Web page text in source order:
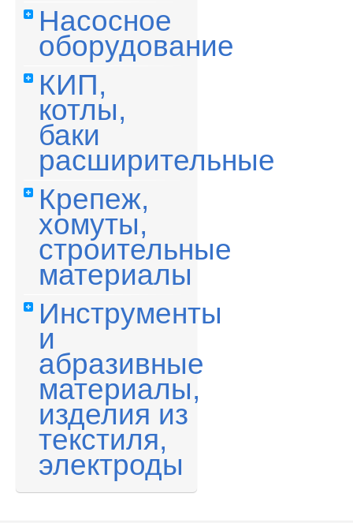
Насосное
оборудование
КИП,
котлы,
баки
расширительные
Крепеж,
хомуты,
строительные
материалы
Инструменты
и
абразивные
материалы,
изделия из
текстиля,
электроды